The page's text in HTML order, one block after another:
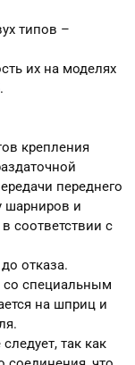
типов –
их на моделях
.
крепления
переднего
шарниров и
соответствии с
отказа.
специальным
на шприц и
так как